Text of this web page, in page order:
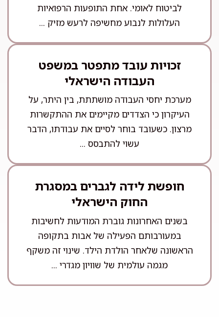
לביטוח לאומי. אחת התופעות הרפואיות
העלולות לנבוע מחשיפה לרעש מזיק ...
זכויות עובד מתפטר במשפט
העבודה הישראלי
מערכת יחסי העבודה מושתתת, בין היתר, על
העיקרון כי הצדדים מקיימים את ההתקשרות
מרצון. כשעובד בוחר לסיים את עבודתו, הדבר
עשוי להתבסס ...
חופשת לידה לגברים במסגרת
החוק הישראלי
בשנים האחרונות גוברת המודעות לחשיבות
במעורבותם הפעילה של אבות בתקופה
הראשונה שלאחר הולדת הילד. שינוי זה משקף
מגמה עולמית של שוויון מגדרי ...